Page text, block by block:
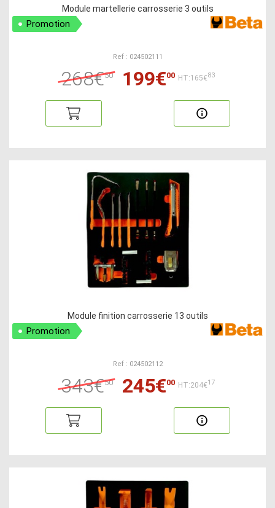
Module martellerie carrosserie 3 outils
Promotion
Ref : 024502111
268€50 199€00 HT:165€83
Module finition carrosserie 13 outils
Promotion
Ref : 024502112
343€50 245€00 HT:204€17